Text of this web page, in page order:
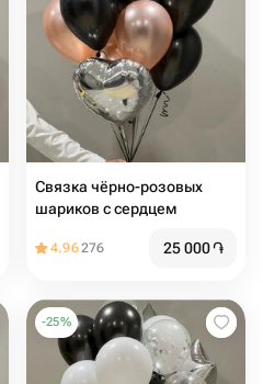
Связка чёрно-розовых
шариков с сердцем
4.96276 25 000֏
-25%